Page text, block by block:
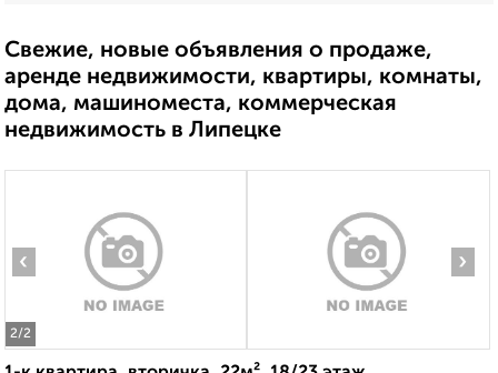
Свежие, новые объявления о продаже,
аренде недвижимости, квартиры, комнаты,
дома, машиноместа, коммерческая
недвижимость в Липецке
2/2
‹ ›